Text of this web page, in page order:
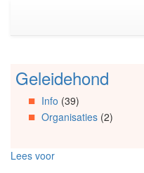
(Accesskey
Spring
Artikels
Spring
Spring
Geleidehond
Info (39)
Organisaties(2)
Lees voor